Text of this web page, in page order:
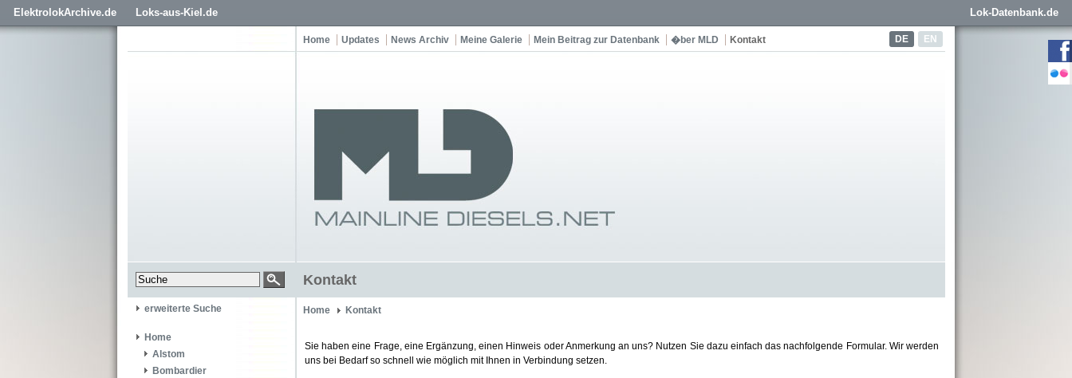
ElektrolokArchive.de Loks-aus-Kiel.de Lok-Datenbank.de
DE EN
Home Updates News Archiv Meine Galerie Mein Beitrag zur Datenbank �ber MLD Kontakt
Kontakt
erweiterte Suche
Home
Alstom
Bombardier
Home Kontakt
Sie haben eine Frage, eine Ergänzung, einen Hinweis oder Anmerkung an uns? Nutzen Sie dazu einfach das nachfolgende Formular. Wir werden
uns bei Bedarf so schnell wie möglich mit Ihnen in Verbindung setzen.